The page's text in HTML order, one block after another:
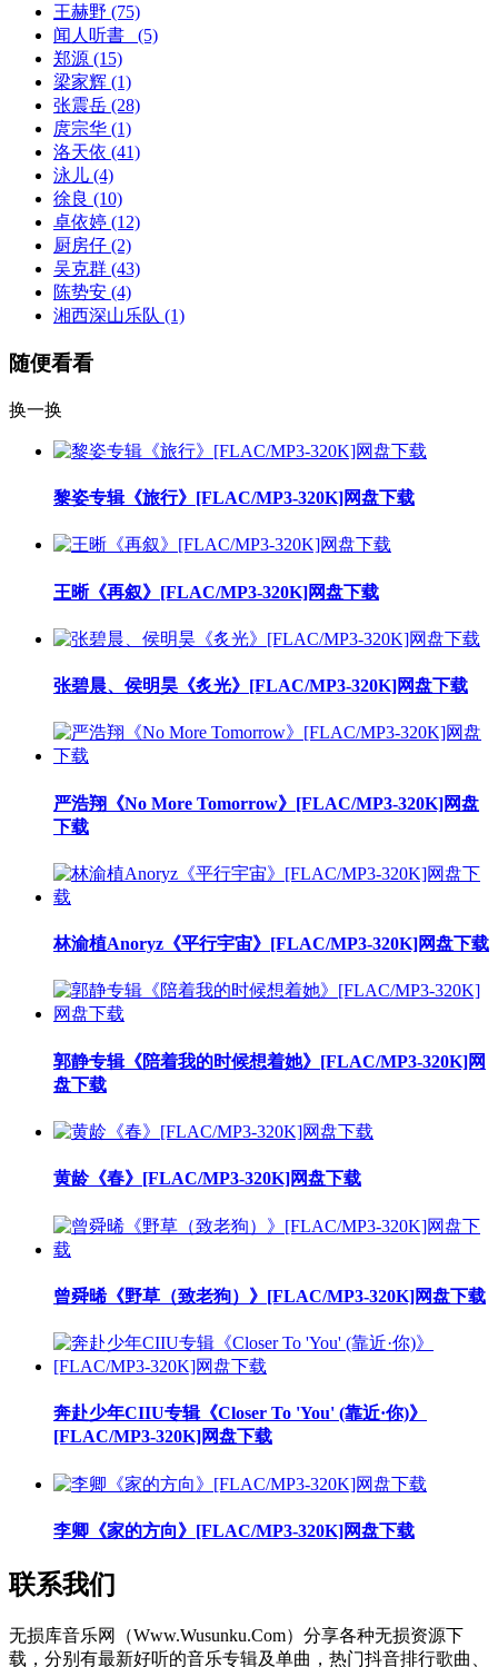
王赫野 (75)
闻人听書_
(5)
郑源 (15)
梁家辉 (1)
张震岳 (28)
庹宗华 (1)
洛天依 (41)
泳儿 (4)
徐良 (10)
卓依婷 (12)
厨房仔 (2)
吴克群 (43)
陈势安 (4)
湘西深山乐队 (1)
随便看看
换一换
黎姿专辑《旅行》[FLAC/MP3-320K]网盘下载
王晰《再叙》[FLAC/MP3-320K]网盘下载
张碧晨、侯明昊《炙光》[FLAC/MP3-320K]网盘下载
严浩翔《No More Tomorrow》[FLAC/MP3-320K]网盘
下载
林渝植Anoryz《平行宇宙》[FLAC/MP3-320K]网盘下载
郭静专辑《陪着我的时候想着她》[FLAC/MP3-320K]网
盘下载
黄龄《春》[FLAC/MP3-320K]网盘下载
曾舜晞《野草（致老狗）》[FLAC/MP3-320K]网盘下载
奔赴少年CIIU专辑《Closer To 'You' (靠近·你)》
[FLAC/MP3-320K]网盘下载
李卿《家的方向》[FLAC/MP3-320K]网盘下载
联系我们
无损库音乐网（Www.Wusunku.Com）分享各种无损资源下
载，分别有最新好听的音乐专辑及单曲，热门抖音排行歌曲、